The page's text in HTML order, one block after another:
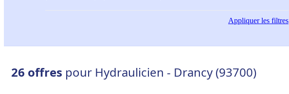
Appliquerles filtres
26 offres pour Hydraulicien - Drancy (93700)